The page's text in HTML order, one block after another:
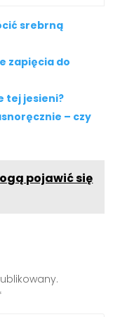
srebrną
zapięcia do
tej jesieni?
– czy
pojawić się